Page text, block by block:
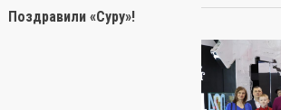
Поздравили «Суру»!